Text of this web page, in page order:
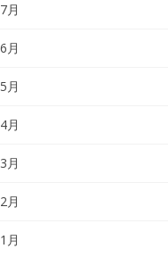
月
月
月
月
月
月
月